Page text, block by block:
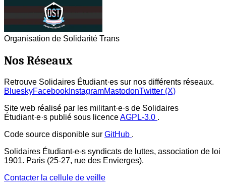
Organisation de Solidarité Trans
Nos Réseaux
Retrouve Solidaires Étudiant·es sur nos différents réseaux.
BlueskyFacebook InstagramMastodonTwitter (X)
Site web réalisé par les militant·e·s de Solidaires
Étudiant·e·s publié sous licenceAGPL-3.0 .
Code source disponible sur GitHub .
Solidaires Étudiant-e-s syndicats de luttes, association de loi
1901. Paris (25-27, rue des Envierges).
Contacter la cellule de veille